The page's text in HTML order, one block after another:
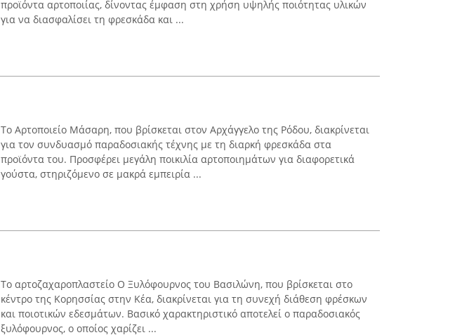
προϊόντα αρτοποιίας, δίνοντας έμφαση στη χρήση υψηλής ποιότητας υλικών
για να διασφαλίσει τη φρεσκάδα και ...
Το Αρτοποιείο Μάσαρη, που βρίσκεται στον Αρχάγγελο της Ρόδου, διακρίνεται
για τον συνδυασμό παραδοσιακής τέχνης με τη διαρκή φρεσκάδα στα
προϊόντα του. Προσφέρει μεγάλη ποικιλία αρτοποιημάτων για διαφορετικά
γούστα, στηριζόμενο σε μακρά εμπειρία ...
Το αρτοζαχαροπλαστείο Ο Ξυλόφουρνος του Βασιλώνη, που βρίσκεται στο
κέντρο της Κορησσίας στην Κέα, διακρίνεται για τη συνεχή διάθεση φρέσκων
και ποιοτικών εδεσμάτων. Βασικό χαρακτηριστικό αποτελεί ο παραδοσιακός
ξυλόφουρνος, ο οποίος χαρίζει ...